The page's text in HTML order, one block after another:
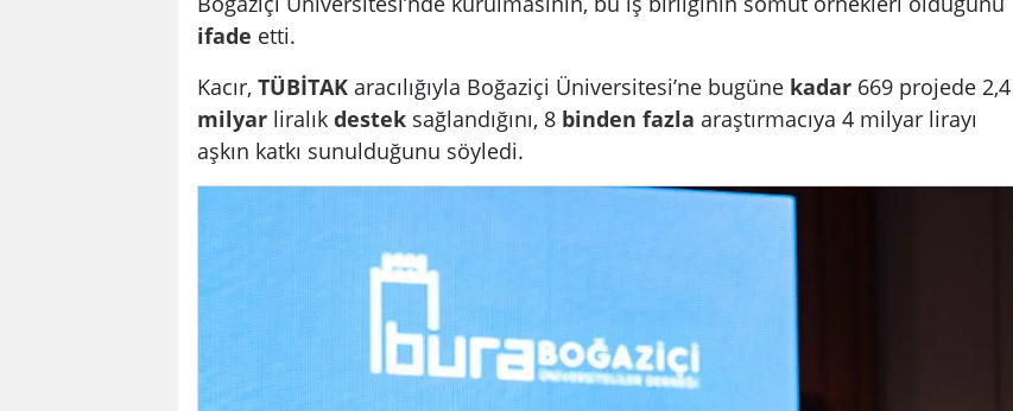
ifade etti.
Kacır, TÜBİTAK aracılığıyla Boğaziçi Üniversitesi’ne bugüne kadar 669 projede 2,4
milyar liralık destek sağlandığını, 8 binden fazla araştırmacıya 4 milyar lirayı
aşkın katkı sunulduğunu söyledi.